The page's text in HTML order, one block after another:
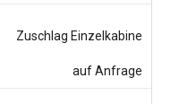
Zuschlag Einzelkabine
auf Anfrage